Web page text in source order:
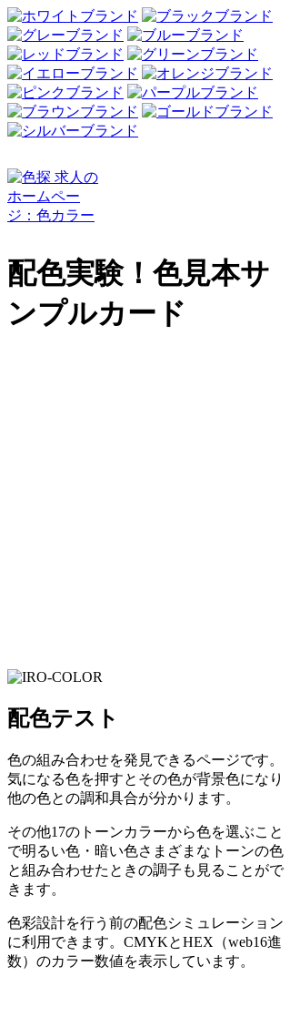
配色実験！色見本サ
ンプルカード
配色テスト
色の組み合わせを発見できるページです。
気になる色を押すとその色が背景色になり
他の色との調和具合が分かります。
その他17のトーンカラーから色を選ぶこと
で明るい色・暗い色さまざまなトーンの色
と組み合わせたときの調子も見ることがで
きます。
色彩設計を行う前の配色シミュレーション
に利用できます。CMYKとHEX（web16進
数）のカラー数値を表示しています。